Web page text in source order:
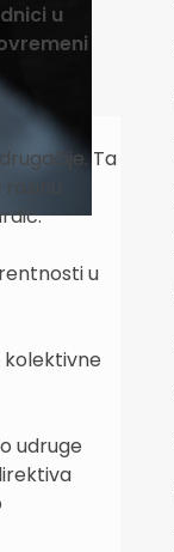
u
Ta
u
kolektivne
udruge